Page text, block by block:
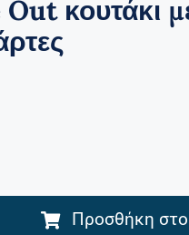
κουτάκι
Προσθήκη